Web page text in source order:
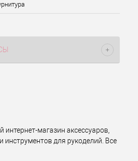
магазин аксессуаров,
для рукоделий. Все